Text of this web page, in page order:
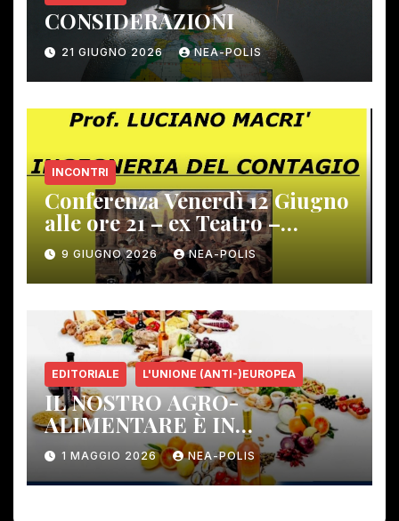
CONSIDERAZIONI
21 GIUGNO 2026 NEA-POLIS
INCONTRI
Conferenza Venerdì 12 Giugno
alle ore 21 – ex Teatro –
Gambassi Terme –
9 GIUGNO 2026 NEA-POLIS
EDITORIALE L'UNIONE (ANTI-)EUROPEA
IL NOSTRO AGRO-
ALIMENTARE È IN
PERICOLO!
1 MAGGIO 2026 NEA-POLIS